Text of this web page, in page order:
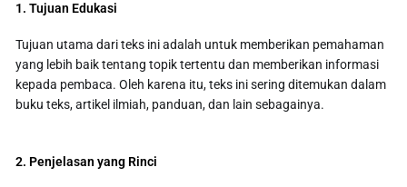
1. Tujuan Edukasi
Tujuan utama dari teks ini adalah untuk memberikan pemahaman
yang lebih baik tentang topik tertentu dan memberikan informasi
kepada pembaca. Oleh karena itu, teks ini sering ditemukan dalam
buku teks, artikel ilmiah, panduan, dan lain sebagainya.
2. Penjelasan yang Rinci